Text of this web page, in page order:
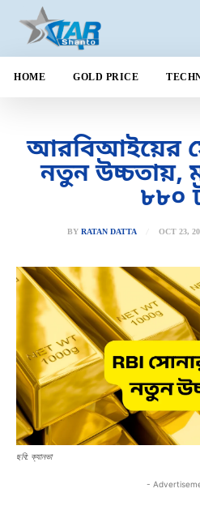
HOME GOLD PRICE
আরবিআইয়ের
নতুন উচ্চতায়,
৮৮০
BY RATAN DATTA OCT 23,
ছবি: ক্যানভা
-